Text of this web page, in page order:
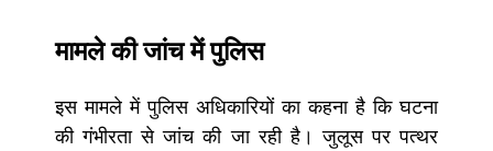
मामले की जांच में पुलिस
इस मामले में पुलिस अधिकारियों का कहना है कि घटना
की गंभीरता से जांच की जा रही है। जुलूस पर पत्थर